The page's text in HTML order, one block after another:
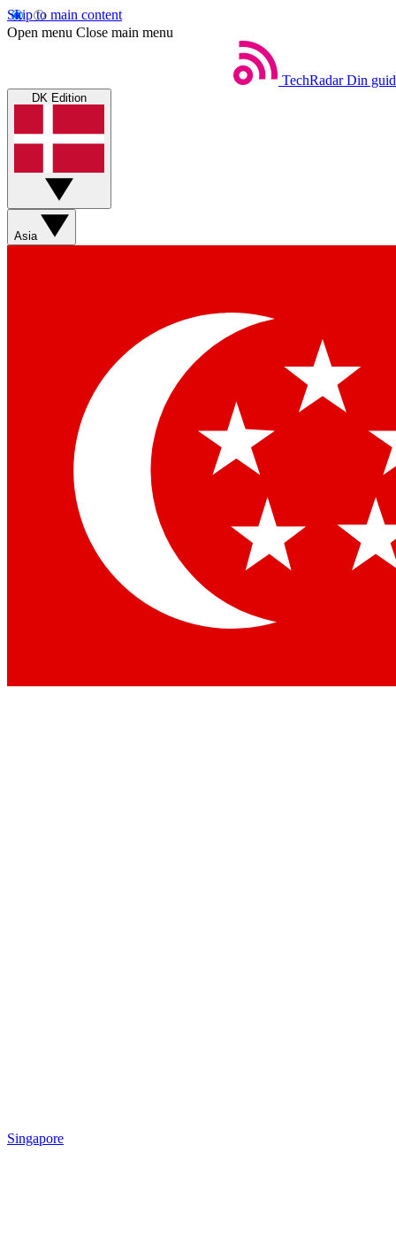
Skip to main content
Open menu Close main menu
TechRadar Din
DK Edition
Asia
Singapore